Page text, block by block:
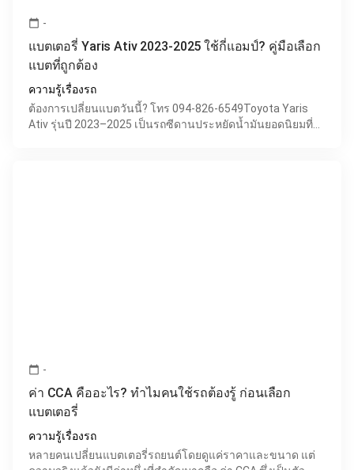
calendar_today -
แบตเตอรี่ Yaris Ativ 2023-2025 ใช้กี่แอมป์? คู่มือเลือก
แบตที่ถูกต้อง
ความรู้เรื่องรถ
ต้องการเปลี่ยนแบตวันนี้? โทร 094-826-6549Toyota Yaris
Ativ รุ่นปี 2023–2025 เป็นรถซีดานประหยัดน้ำมันยอดนิยมที่
calendar_today -
ค่า CCA คืออะไร? ทำไมคนใช้รถต้องรู้ ก่อนเลือก
แบตเตอรี่
ความรู้เรื่องรถ
หลายคนเปลี่ยนแบตเตอรี่รถยนต์โดยดูแค่ราคาและขนาด แต่